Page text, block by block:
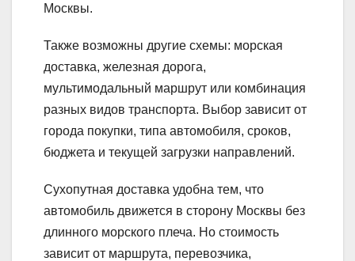
Москвы.
Также возможны другие схемы: морская
доставка, железная дорога,
мультимодальный маршрут или комбинация
разных видов транспорта. Выбор зависит от
города покупки, типа автомобиля, сроков,
бюджета и текущей загрузки направлений.
Сухопутная доставка удобна тем, что
автомобиль движется в сторону Москвы без
длинного морского плеча. Но стоимость
зависит от маршрута, перевозчика,